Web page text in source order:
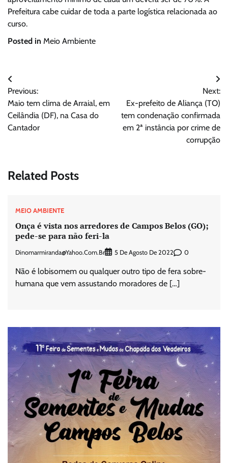
Prefeitura cabe cuidar de toda a parte logística relacionada ao
curso.
Posted in Meio Ambiente
Navegação
de
Post
Previous:
Maio tem clima de Arraial, em
Ceilândia (DF), na Casa do
Cantador
Next:
Ex-prefeito de Aliança (TO)
tem condenação confirmada
em 2ª instância por crime de
corrupção
Related Posts
MEIO AMBIENTE
Onça é vista nos arredores de Campos Belos (GO);
pede-se para não feri-la
Dinomarmiranda@yahoo.com.br 5 De Agosto De 2022 0
Não é lobisomem ou qualquer outro tipo de fera sobre-
humana que vem assustando moradores de […]